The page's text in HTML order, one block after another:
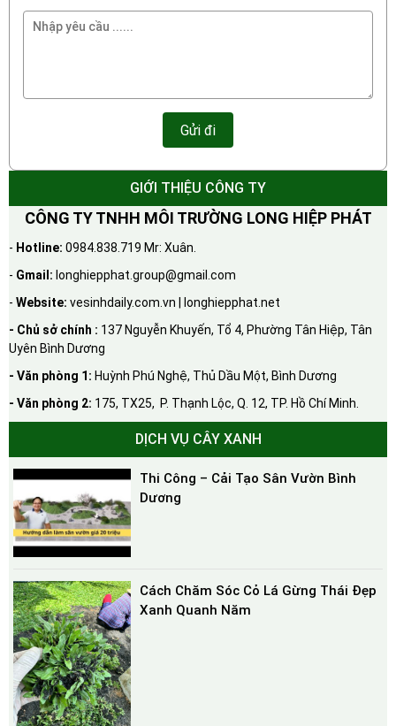
GIỚI THIỆU CÔNG TY
CÔNG TY TNHH MÔI TRƯỜNG LONG HIỆP PHÁT
- Hotline: 0984.838.719 Mr: Xuân.
- Gmail: longhiepphat.group@gmail.com
- Website: vesinhdaily.com.vn | longhiepphat.net
- Chủ sở chính : 137 Nguyễn Khuyến, Tổ 4, Phường Tân Hiệp, Tân
Uyên Bình Dương
- Văn phòng 1: Huỳnh Phú Nghệ, Thủ Dầu Một, Bình Dương
- Văn phòng 2: 175, TX25, P. Thạnh Lộc, Q. 12, TP. Hồ Chí Minh.
DỊCH VỤ CÂY XANH
Thi Công – Cải Tạo Sân Vườn Bình
Dương
Cách Chăm Sóc Cỏ Lá Gừng Thái Đẹp
Xanh Quanh Năm